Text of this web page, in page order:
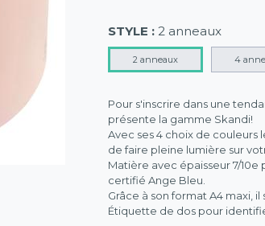
STYLE : 2 anneaux
2 anneaux 4
Pour s'inscrire dans une
présente la gamme Skandi!
Avec ses 4 choix de
de faire pleine lumière sur
Matière avec épaisseur 7/
certifié Ange Bleu.
Grâce à son format A4 maxi,
Étiquette de dos pour